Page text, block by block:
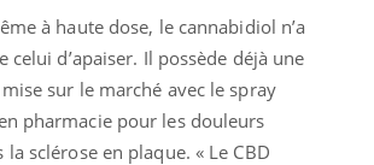
à haute dose, le cannabidiol n’a
celui d’apaiser. Il possède déjà une
sur le marché avec le spray
pharmacie pour les douleurs
la sclérose en plaque. « Le CBD